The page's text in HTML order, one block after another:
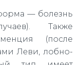
— болезнь
Также
(после
Леви, лобно-